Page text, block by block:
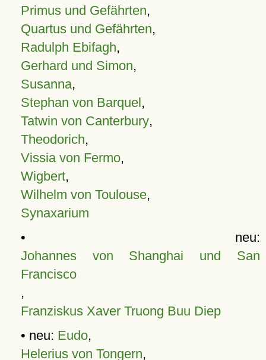
Primus und Gefährten,
Quartus und Gefährten,
Radulph Ebifagh,
Gerhard und Simon,
Susanna,
Stephan von Barquel,
Tatwin von Canterbury,
Theodorich,
Vissia von Fermo,
Wigbert,
Wilhelm von Toulouse,
Synaxarium
• neu:
Johannes von Shanghai und San
Francisco
,
Franziskus Xaver Truong Buu Diep
• neu: Eudo,
Helerius von Tongern,